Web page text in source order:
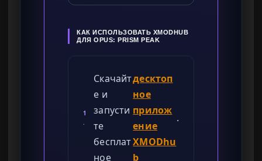
КАК ИСПОЛЬЗОВАТЬ XMODHUB
ДЛЯ OPUS: PRISM PEAK
1
.
Скачайт
е и
запусти
те
бесплат
ное
десктоп
ное
прилож
ение
XMODhu
b
.